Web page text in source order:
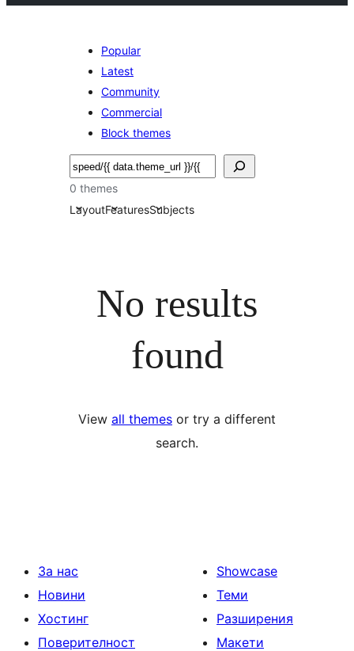
Popular
Latest
Community
Commercial
Block themes
Търсене
0 themes
LayoutFeaturesSubjects
No results
found
View all themes or try a different
search.
За нас
Новини
Хостинг
Поверителност
Showcase
Теми
Разширения
Макети